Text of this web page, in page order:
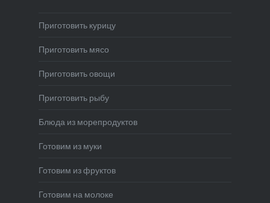
Приготовить курицу
Приготовить мясо
Приготовить овощи
Приготовить рыбу
Блюда из морепродуктов
Готовим из муки
Готовим из фруктов
Готовим на молоке